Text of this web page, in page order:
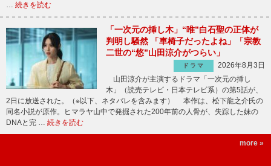
… 続きを読む
「一次元の挿し木」“唯”白石聖の正体が
判明し騒然 「車椅子だったよね」「宗教
二世の“悠”山田涼介がつらい」
ドラマ
2026年8月3日
山田涼介が主演するドラマ「一次元の挿し
木」（読売テレビ・日本テレビ系）の第5話が、
2日に放送された。（※以下、ネタバレを含みます） 本作は、松下龍之介氏の
同名小説が原作。ヒマラヤ山中で発掘された200年前の人骨が、失踪した妹の
DNAと完 … 続きを読む
more »